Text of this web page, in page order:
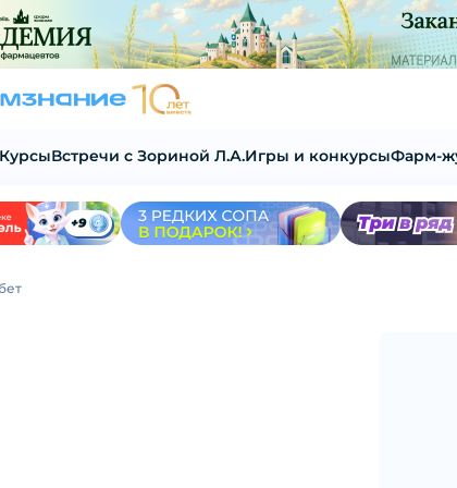
КурсыВстречи с Зориной Л.А.Игры и конкурсыФарм-